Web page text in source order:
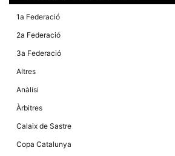
1a Federació
2a Federació
3a Federació
Altres
Anàlisi
Àrbitres
Calaix de Sastre
Copa Catalunya